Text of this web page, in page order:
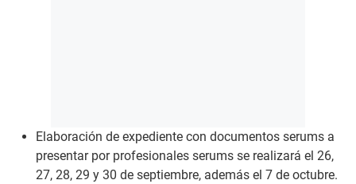
Elaboración de expediente con documentos serums a
presentar por profesionales serums se realizará el 26,
27, 28, 29 y 30 de septiembre, además el 7 de octubre.